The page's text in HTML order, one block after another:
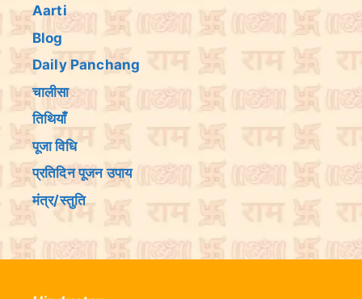
Aarti
Blog
Daily Panchang
चालीसा
तिथियांँ
पूजा विधि
प्रतिदिन पूजन उपाय
मंत्र/स्तुति